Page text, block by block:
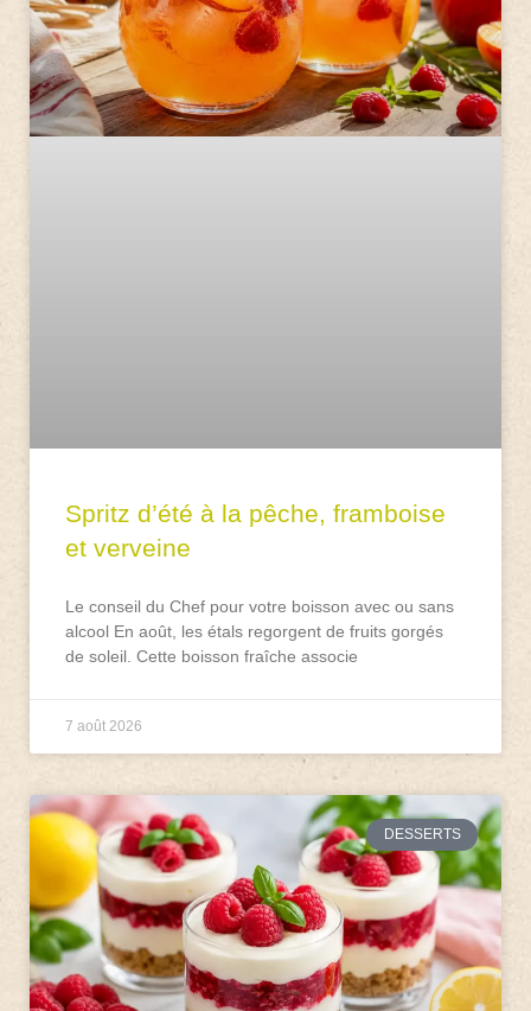
Spritz d’été à la pêche, framboise
et verveine
Le conseil du Chef pour votre boisson avec ou sans
alcool En août, les étals regorgent de fruits gorgés
de soleil. Cette boisson fraîche associe
7 août 2026
DESSERTS